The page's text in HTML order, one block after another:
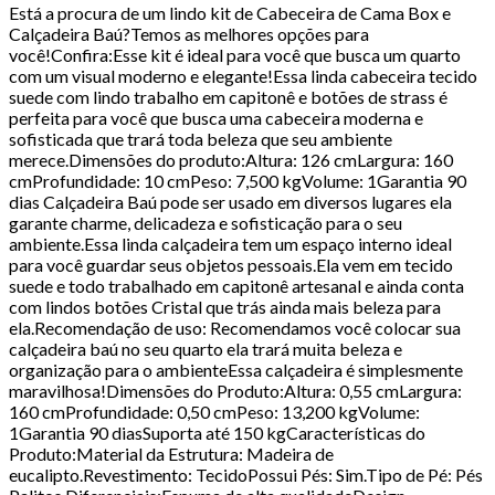
Está a procura de um lindo kit de Cabeceira de Cama Box e
Calçadeira Baú?Temos as melhores opções para
você!Confira:Esse kit é ideal para você que busca um quarto
com um visual moderno e elegante!Essa linda cabeceira tecido
suede com lindo trabalho em capitonê e botões de strass é
perfeita para você que busca uma cabeceira moderna e
sofisticada que trará toda beleza que seu ambiente
merece.Dimensões do produto:Altura: 126 cmLargura: 160
cmProfundidade: 10 cmPeso: 7,500 kgVolume: 1Garantia 90
dias Calçadeira Baú pode ser usado em diversos lugares ela
garante charme, delicadeza e sofisticação para o seu
ambiente.Essa linda calçadeira tem um espaço interno ideal
para você guardar seus objetos pessoais.Ela vem em tecido
suede e todo trabalhado em capitonê artesanal e ainda conta
com lindos botões Cristal que trás ainda mais beleza para
ela.Recomendação de uso: Recomendamos você colocar sua
calçadeira baú no seu quarto ela trará muita beleza e
organização para o ambienteEssa calçadeira é simplesmente
maravilhosa!Dimensões do Produto:Altura: 0,55 cmLargura:
160 cmProfundidade: 0,50 cmPeso: 13,200 kgVolume:
1Garantia 90 diasSuporta até 150 kgCaracterísticas do
Produto:Material da Estrutura: Madeira de
eucalipto.Revestimento: TecidoPossui Pés: Sim.Tipo de Pé: Pés